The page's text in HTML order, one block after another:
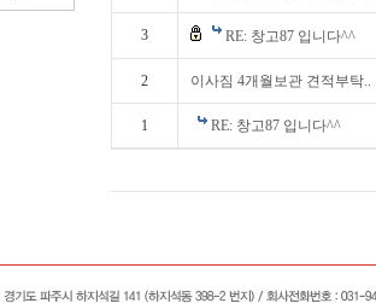
3 RE: 창고87 입니다^^
2 이사짐 4개월보관 견적부탁..
1 RE: 창고87 입니다^^